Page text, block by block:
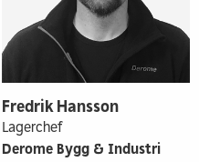
Fredrik Hansson
Lagerchef
Derome Bygg & Industri